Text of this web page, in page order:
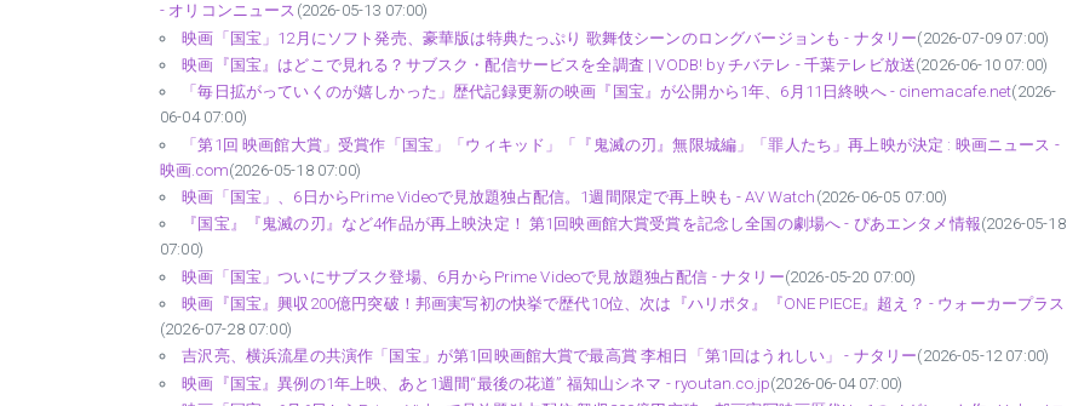
- オリコンニュース (2026-05-13 07:00)
映画「国宝」12月にソフト発売、豪華版は特典たっぷり 歌舞伎シーンのロングバージョンも - ナタリー(2026-07-09 07:00)
映画『国宝』はどこで見れる？サブスク・配信サービスを全調査 | VODB! by チバテレ - 千葉テレビ放送(2026-06-10 07:00)
「毎日拡がっていくのが嬉しかった」歴代記録更新の映画『国宝』が公開から1年、6月11日終映へ - cinemacafe.net(2026-
06-04 07:00)
「第1回 映画館大賞」受賞作「国宝」「ウィキッド」「『鬼滅の刃』無限城編」「罪人たち」再上映が決定 : 映画ニュース -
映画.com(2026-05-18 07:00)
映画「国宝」、6日からPrime Videoで見放題独占配信。1週間限定で再上映も - AV Watch (2026-06-05 07:00)
『国宝』『鬼滅の刃』など4作品が再上映決定！ 第1回映画館大賞受賞を記念し全国の劇場へ - ぴあエンタメ情報(2026-05-18
07:00)
映画「国宝」ついにサブスク登場、6月からPrime Videoで見放題独占配信 - ナタリー(2026-05-20 07:00)
映画『国宝』興収200億円突破！邦画実写初の快挙で歴代10位、次は『ハリポタ』『ONE PIECE』超え？ - ウォーカープラス
(2026-07-28 07:00)
吉沢亮、横浜流星の共演作「国宝」が第1回映画館大賞で最高賞 李相日「第1回はうれしい」 - ナタリー(2026-05-12 07:00)
映画『国宝』異例の1年上映、あと1週間“最後の花道” 福知山シネマ - ryoutan.co.jp(2026-06-04 07:00)